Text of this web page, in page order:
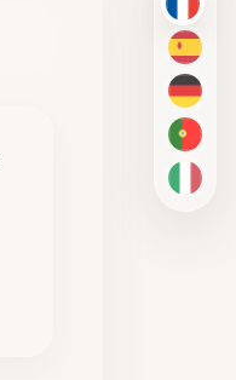
FR
ES
DE
PT-BR
IT